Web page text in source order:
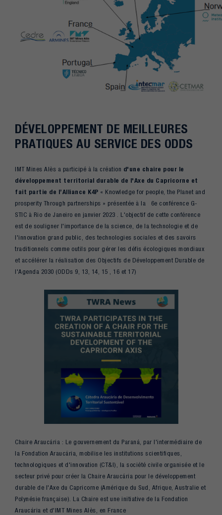
DÉVELOPPEMENT DE MEILLEURES
PRATIQUES AU SERVICE DES ODDS
IMT Mines Alès a participé à la création d'une chaire pour le
développement territorial durable de l'Axe du Capricorne et
fait partie de l’Alliance K4P « Knowledge for people, the Planet and
prosperity Through partnerships » présentée à la 6e conférence G-
STIC à Rio de Janeiro en janvier 2023 . L'objectif de cette conférence
est de souligner l'importance de la science, de la technologie et de
l'innovation grand public, des technologies sociales et des savoirs
traditionnels comme outils pour gérer les défis écologiques mondiaux
et accélérer la réalisation des Objectifs de Développement Durable de
l'Agenda 2030 (ODDs 9, 13, 14, 15 , 16 et 17)
Chaire Araucária : Le gouvernement du Paraná, par l'intermédiaire de
la Fondation Araucária, mobilise les institutions scientifiques,
technologiques et d'innovation (CT&I), la société civile organisée et le
secteur privé pour créer la Chaire Araucária pour le développement
durable de l'Axe du Capricorne (Amérique du Sud, Afrique, Australie et
Polynésie française). La Chaire est une initiative de la Fondation
Araucária et d'IMT Mines Alès, en France